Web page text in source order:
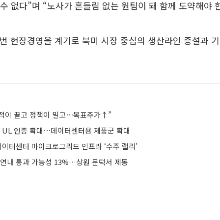
없다”며 “노사가 흔들림 없는 원팀이 돼 함께 도약해야
현장경영을 계기로 북미 시장 중심의 생산라인 증설과
이 끌고 정책이 밀고⋯목표주가↑”
인증 확대⋯데이터센터용 제품군 확대
터센터 마이크로그리드 인프라 ‘수주 랠리’
내 통과 가능성 13%…상원 문턱서 제동